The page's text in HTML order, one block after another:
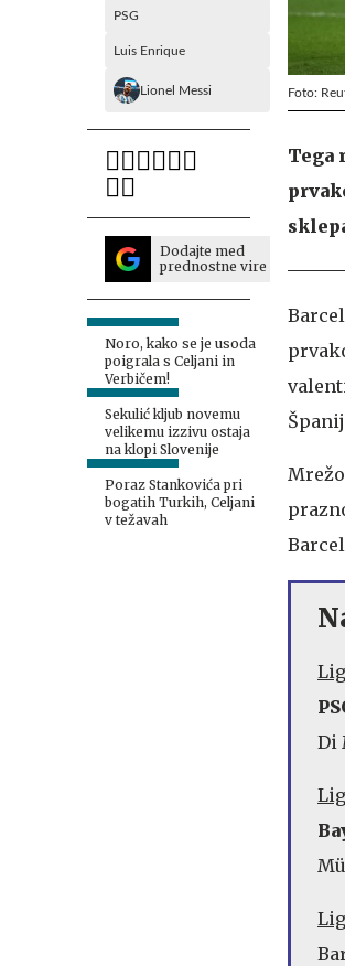
PSG
Luis Enrique
Lionel Messi
Dodajte med
prednostne vire
Noro, kako se je usoda
poigrala s Celjani in
Verbičem!
Sekulić kljub novemu
velikemu izzivu ostaja
na klopi Slovenije
Poraz Stankovića pri
bogatih Turkih, Celjani
v težavah
Foto:
Tega
Di